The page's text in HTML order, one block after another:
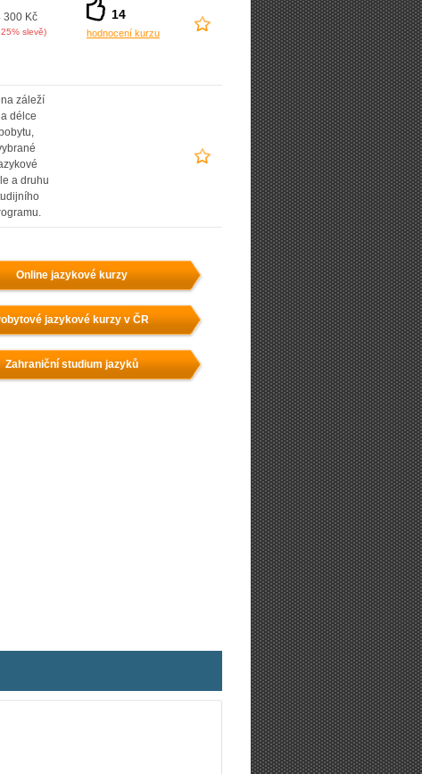
300 Kč
slevě)
14
hodnocení kurzu
záleží
délce
a druhu
Online jazykové kurzy
jazykové kurzy v ČR
Zahraniční studium jazyků